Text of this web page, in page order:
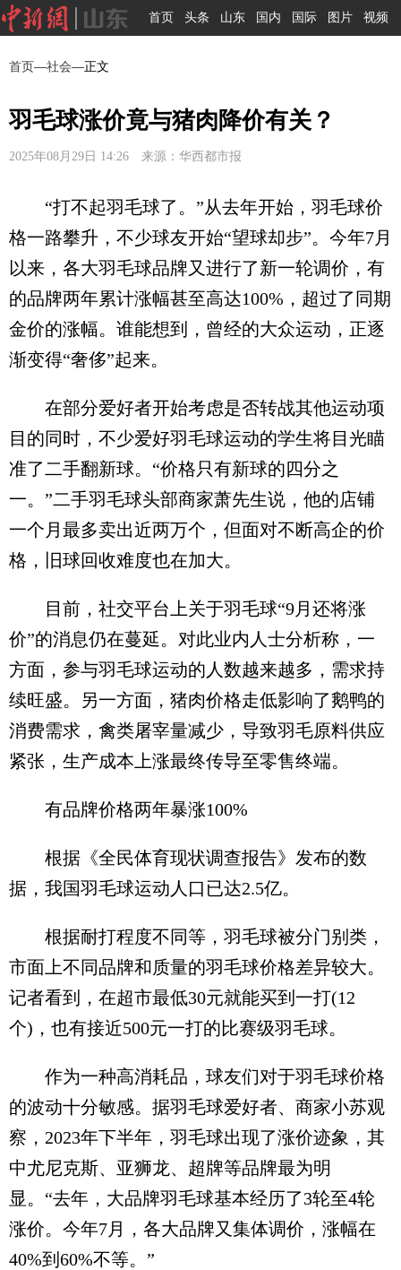
首页 头条 山东 国内 国际 图片 视频
首页—社会—正文
羽毛球涨价竟与猪肉降价有关？
2025年08月29日 14:26 来源：华西都市报
“打不起羽毛球了。”从去年开始，羽毛球价
格一路攀升，不少球友开始“望球却步”。今年7月
以来，各大羽毛球品牌又进行了新一轮调价，有
的品牌两年累计涨幅甚至高达100%，超过了同期
金价的涨幅。谁能想到，曾经的大众运动，正逐
渐变得“奢侈”起来。
在部分爱好者开始考虑是否转战其他运动项
目的同时，不少爱好羽毛球运动的学生将目光瞄
准了二手翻新球。“价格只有新球的四分之
一。”二手羽毛球头部商家萧先生说，他的店铺
一个月最多卖出近两万个，但面对不断高企的价
格，旧球回收难度也在加大。
目前，社交平台上关于羽毛球“9月还将涨
价”的消息仍在蔓延。对此业内人士分析称，一
方面，参与羽毛球运动的人数越来越多，需求持
续旺盛。另一方面，猪肉价格走低影响了鹅鸭的
消费需求，禽类屠宰量减少，导致羽毛原料供应
紧张，生产成本上涨最终传导至零售终端。
有品牌价格两年暴涨100%
根据《全民体育现状调查报告》发布的数
据，我国羽毛球运动人口已达2.5亿。
根据耐打程度不同等，羽毛球被分门别类，
市面上不同品牌和质量的羽毛球价格差异较大。
记者看到，在超市最低30元就能买到一打(12
个)，也有接近500元一打的比赛级羽毛球。
作为一种高消耗品，球友们对于羽毛球价格
的波动十分敏感。据羽毛球爱好者、商家小苏观
察，2023年下半年，羽毛球出现了涨价迹象，其
中尤尼克斯、亚狮龙、超牌等品牌最为明
显。“去年，大品牌羽毛球基本经历了3轮至4轮
涨价。今年7月，各大品牌又集体调价，涨幅在
40%到60%不等。”